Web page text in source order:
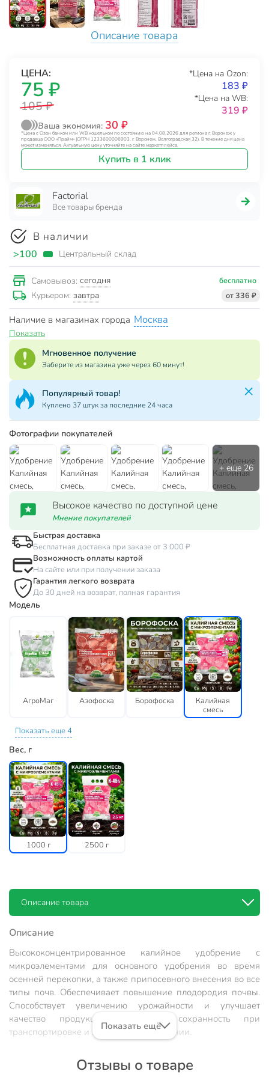
Описание товара
ЦЕНА:
75 ₽
105 ₽
*Цена на Ozon:
183 ₽
*Цена на WB:
319 ₽
Ваша экономия: 30 ₽
*Цена с Озон банком или WB кошельком по состоянию на 04.08.2026 для региона г. Воронеж у
продавца ООО «Прайм» (ОГРН 1233600006903, г. Воронеж, Волгоградская 32). В течение дня цена
может изменяться. Актуальную цену уточняйте на сайте маркетплейса.
Купить в 1 клик
Factorial
Все товары бренда
В наличии
>100 Центральный склад
Самовывоз: сегодня бесплатно
Курьером: завтра от 336 ₽
Наличие в магазинах города Москва
Показать
Мгновенное получение
Заберите из магазина уже через 60 минут!
Популярный товар!
Куплено 37 штук за последние 24 часа
Фотографии покупателей
Высокое качество по доступной цене
Мнение покупателей
Быстрая доставка
Бесплатная доставка при заказе от 3 000 ₽
Возможность оплаты картой
На сайте или при получении заказа
Гарантия легкого возврата
До 30 дней на возврат, полная гарантия
Модель
АгроМаг Азофоска Борофоска
Калийная
смесь
Показать еще 4
Вес, г
1000 г 2500 г
Описание товара
Описание
Высококонцентрированное калийное удобрение с
микроэлементами для основного удобрения во время
осенней перекопки, а также припосевного внесения во все
типы почв. Обеспечивает повышение плодородия почвы.
Способствует увеличению урожайности и улучшает
качество продукции. Повышает сохранность при
транспортировке и легкость при хранении.
Массовая доля элементов питания: Калий (K2O): 45%.
Показать ещё
Отзывы о товаре